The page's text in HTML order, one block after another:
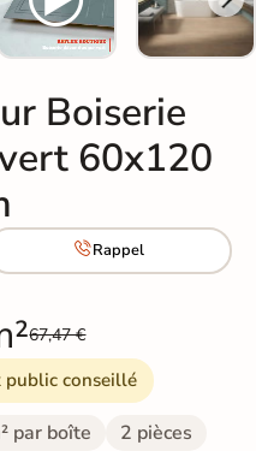
Boiserie
60x120
Rappel
67,47 €
public conseillé
par boîte 2 pièces